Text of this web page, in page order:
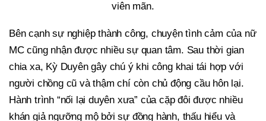
viên mãn.
Bên cạnh sự nghiệp thành công, chuyện tình cảm của nữ
MC cũng nhận được nhiều sự quan tâm. Sau thời gian
chia xa, Kỳ Duyên gây chú ý khi công khai tái hợp với
người chồng cũ và thậm chí còn chủ động cầu hôn lại.
Hành trình “nối lại duyên xưa” của cặp đôi được nhiều
khán giả ngưỡng mộ bởi sự đồng hành, thấu hiểu và